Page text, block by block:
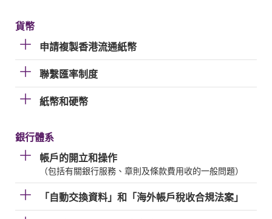
貨幣
申請複製香港流通紙幣
聯繫匯率制度
紙幣和硬幣
銀行體系
帳戶的開立和操作
（包括有關銀行服務、章則及條款費用收的一般問題）
「自動交換資料」和「海外帳戶稅收合規法案」